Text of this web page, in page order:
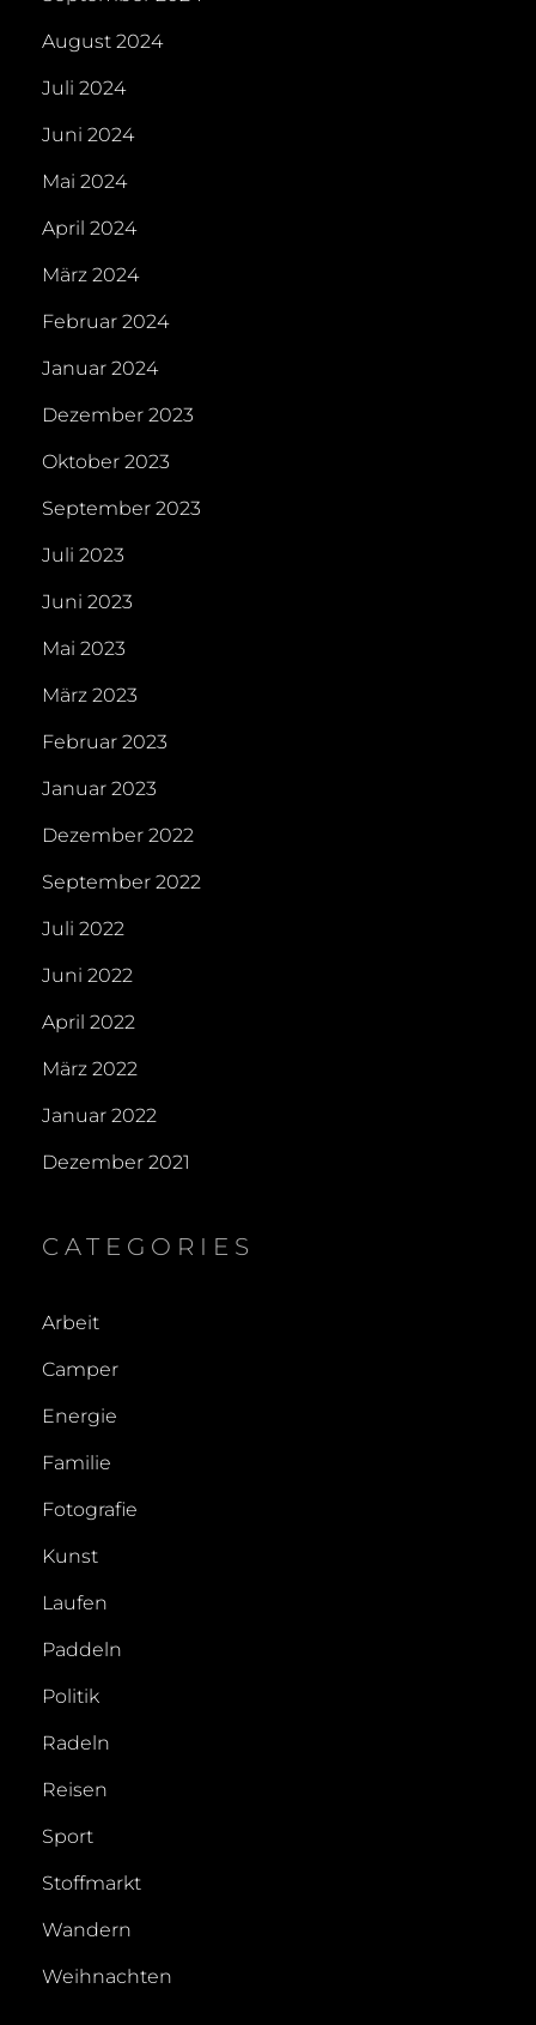
August 2024
Juli 2024
Juni 2024
Mai 2024
April 2024
März 2024
Februar 2024
Januar 2024
Dezember 2023
Oktober 2023
September 2023
Juli 2023
Juni 2023
Mai 2023
März 2023
Februar 2023
Januar 2023
Dezember 2022
September 2022
Juli 2022
Juni 2022
April 2022
März 2022
Januar 2022
Dezember 2021
CATEGORIES
Arbeit
Camper
Energie
Familie
Fotografie
Kunst
Laufen
Paddeln
Politik
Radeln
Reisen
Sport
Stoffmarkt
Wandern
Weihnachten